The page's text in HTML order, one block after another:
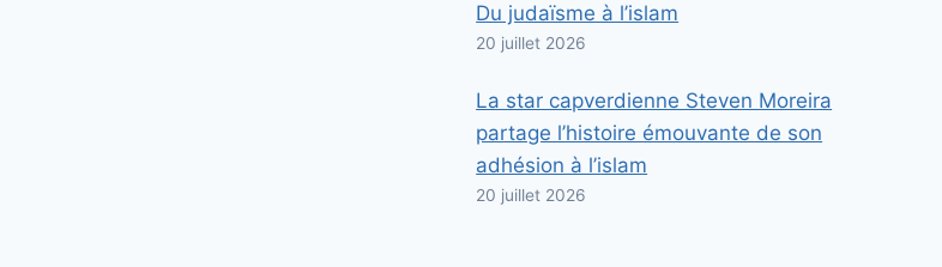
Du judaïsme à l’islam
20 juillet 2026
La star capverdienne Steven Moreira
partage l’histoire émouvante de son
adhésion à l’islam
20 juillet 2026